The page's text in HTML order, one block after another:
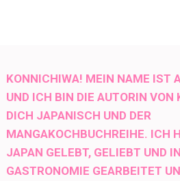
KONNICHIWA! MEIN NAME IST
UND ICH BIN DIE AUTORIN VON
DICH JAPANISCH UND DER
MANGAKOCHBUCHREIHE. ICH
JAPAN GELEBT, GELIEBT UND
GASTRONOMIE GEARBEITET